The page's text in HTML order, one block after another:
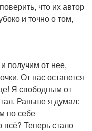
что их автор
и точно о том,
получим от нее,
От нас останется
Я свободным от
Раньше я думал:
по себе
Теперь стало